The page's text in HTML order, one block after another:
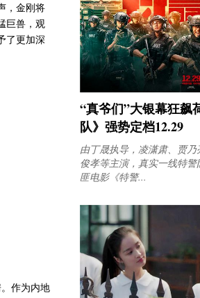
，金刚将
巨兽，观
了更加深
作为内地
“真爷们”大银幕狂飙
队》强势定档12.29
由丁晟执导，凌潇肃、贾
俊孝等主演，真实一线特
匪电影《特警...